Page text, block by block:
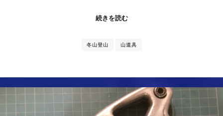
続きを読む
冬山登山 山道具